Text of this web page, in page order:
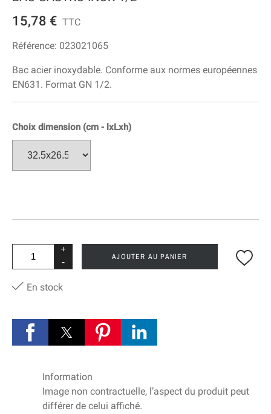
15,78 € TTC
Référence: 023021065
Bac acier inoxydable. Conforme aux normes européennes
EN631. Format GN 1/2.
Choix dimension (cm - lxLxh)
+
-
AJOUTER AU PANIER
En stock
Information
Image non contractuelle, l’aspect du produit peut
différer de celui affiché.